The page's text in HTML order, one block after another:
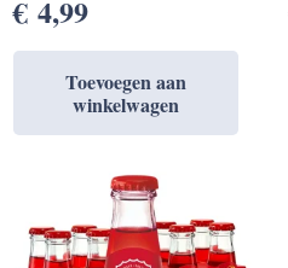
€ 4,99
Toevoegen aan
winkelwagen